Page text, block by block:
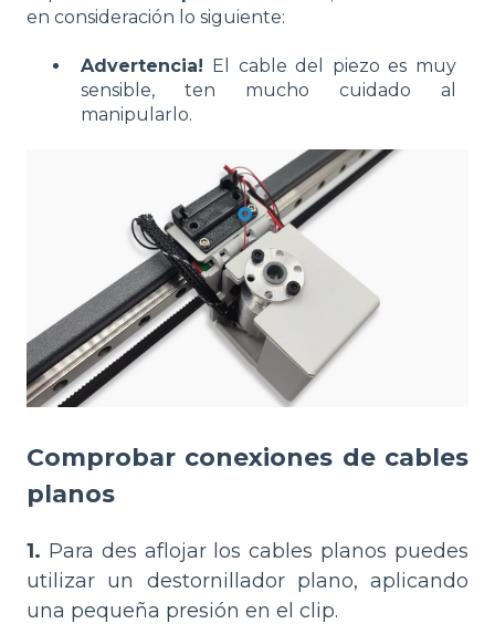
en consideración lo siguiente:
Advertencia!
El cable del piezo es muy
sensible, ten mucho cuidado al
manipularlo.
Comprobar conexiones de cables
planos
1. Para des aflojar los cables planos puedes
utilizar un destornillador plano, aplicando
una pequeña presión en el clip.